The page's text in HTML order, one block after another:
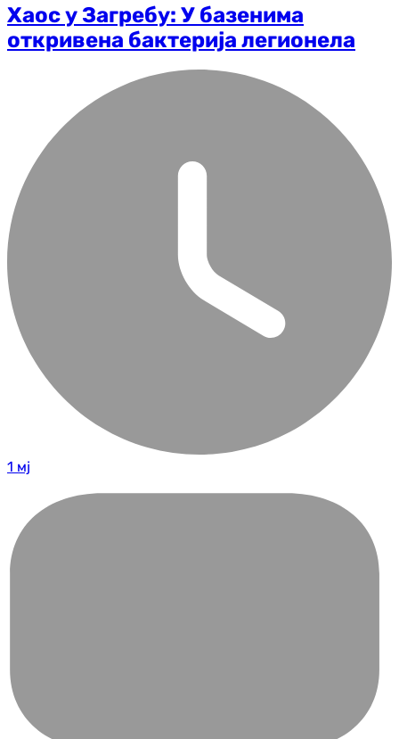
Хаос у Загребу: У базенима
откривена бактерија легионела
1 мј